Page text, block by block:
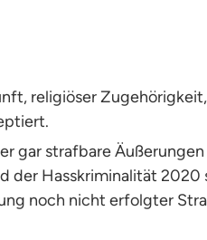
religiöser
gar strafbare
der Hasskriminalität
noch nicht erfolgter